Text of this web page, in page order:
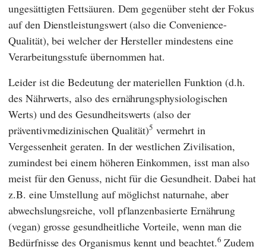
ungesättigten Fettsäuren. Dem gegenüber steht der Fokus
auf den Dienstleistungswert (also die Convenience-
Qualität), bei welcher der Hersteller mindestens eine
Verarbeitungsstufe übernommen hat.
Leider ist die Bedeutung der materiellen Funktion (d.h.
des Nährwerts, also des ernährungsphysiologischen
Werts) und des Gesundheitswerts (also der
präventivmedizinischen Qualität)5 vermehrt in
Vergessenheit geraten. In der westlichen Zivilisation,
zumindest bei einem höheren Einkommen, isst man also
meist für den Genuss, nicht für die Gesundheit. Dabei hat
z.B. eine Umstellung auf möglichst naturnahe, aber
abwechslungsreiche, voll pflanzenbasierte Ernährung
(vegan) grosse gesundheitliche Vorteile, wenn man die
Bedürfnisse des Organismus kennt und beachtet.6 Zudem